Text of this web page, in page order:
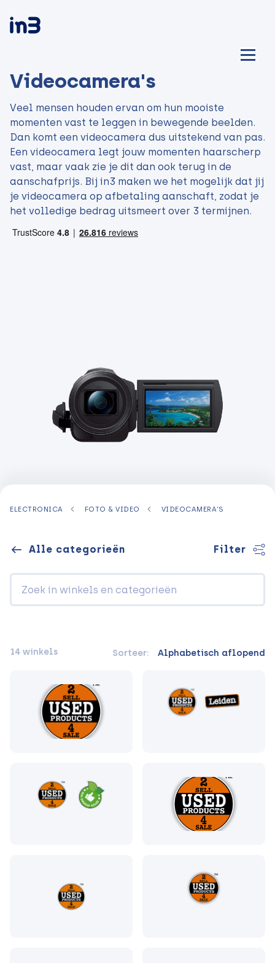
Videocamera's
Veel mensen houden ervan om hun mooiste
momenten vast te leggen in bewegende beelden.
Dan komt een videocamera dus uitstekend van pas.
Een videocamera legt jouw momenten haarscherp
vast, maar vaak zie je dit dan ook terug in de
aanschafprijs. Bij in3 maken we het mogelijk dat jij
je videocamera op afbetaling aanschaft, zodat je
het volledige bedrag uitsmeert over 3 termijnen.
ELECTRONICA FOTO & VIDEO VIDEOCAMERA'S
Alle categorieën Filter
14 winkels Sorteer: Alphabetisch aflopend